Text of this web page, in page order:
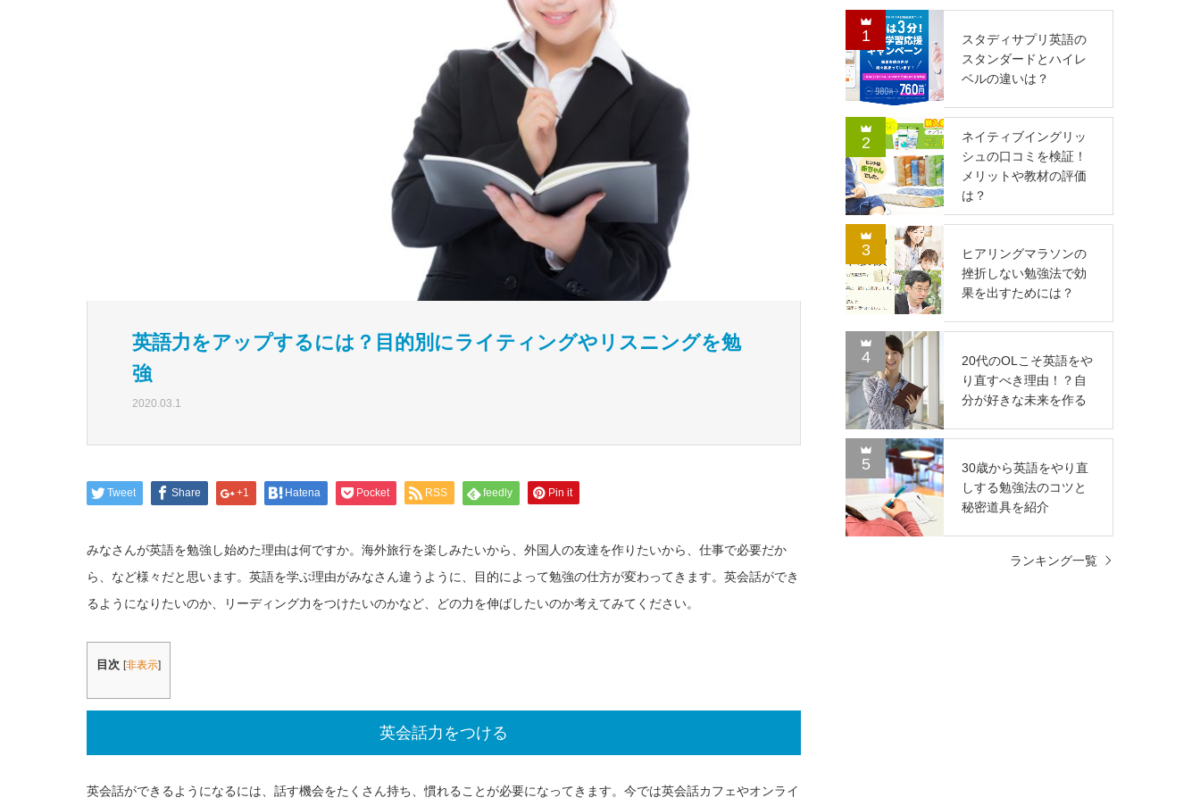
英語力をアップするには？目的別にライティングやリスニングを勉
強
2020.03.1
Tweet Share +1 Hatena Pocket RSS feedly Pin it
みなさんが英語を勉強し始めた理由は何ですか。海外旅行を楽しみたいから、外国人の友達を作りたいから、仕事で必要だか
ら、など様々だと思います。英語を学ぶ理由がみなさん違うように、目的によって勉強の仕方が変わってきます。英会話ができ
るようになりたいのか、リーディング力をつけたいのかなど、どの力を伸ばしたいのか考えてみてください。
目次 [非表示]
英会話力をつける
英会話ができるようになるには、話す機会をたくさん持ち、慣れることが必要になってきます。今では英会話カフェやオンライ
1
スタディサプリ英語の
スタンダードとハイレ
ベルの違いは？
2
ネイティブイングリッ
シュの口コミを検証！
メリットや教材の評価
は？
3
ヒアリングマラソンの
挫折しない勉強法で効
果を出すためには？
4
20代のOLこそ英語をや
り直すべき理由！？自
分が好きな未来を作る
5
30歳から英語をやり直
しする勉強法のコツと
秘密道具を紹介
ランキング一覧